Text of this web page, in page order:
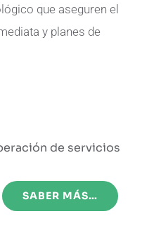
que aseguren el
y planes de
de servicios
SABER MÁS…